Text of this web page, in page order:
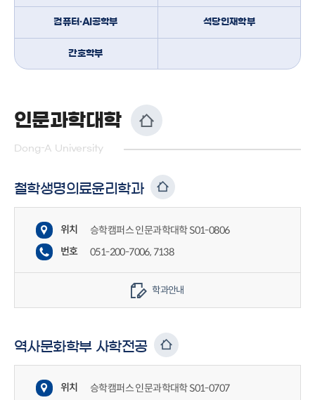
컴퓨터·AI공학부 석당인재학부
간호학부
인문과학대학
Dong-A University
철학생명의료윤리학과
위치
승학캠퍼스 인문과학대학 S01-0806
번호
051-200-7006, 7138
학과안내
역사문화학부 사학전공
위치
승학캠퍼스 인문과학대학 S01-0707